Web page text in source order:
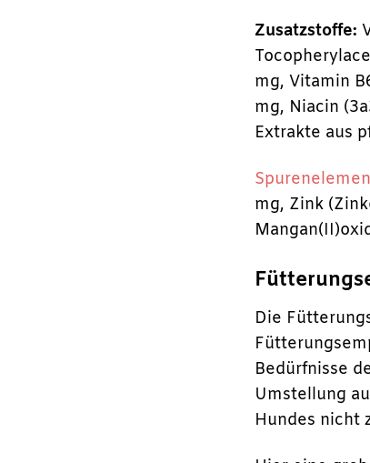
Zusatzstoffe:
mg, Vitamin
mg, Niacin
Extrakte aus
mg, Zink
Die
Bedürfnisse
Umstellung
Hundes nicht